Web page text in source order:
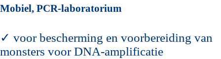
Mobiel, PCR-laboratorium
✓ voor bescherming en voorbereiding van
monsters voor DNA-amplificatie